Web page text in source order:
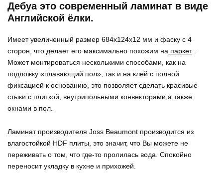
Дебуа это современный ламинат в виде
Английской ёлки.
Имеет увеличенный размер 684x124x12 мм и фаску с 4
сторон, что делает его максимально похожим на паркет.
Может монтироваться несколькими способами, как на
подложку «плавающий пол», так и на клей с полной
фиксацией к основанию, это позволяет сделать красивые
стыки с плиткой, внутрипольными конвекторами,а также
окнами в пол.
Ламинат производителя Joss Beaumont производится из
влагостойкой HDF плиты, это значит, что Вы можете не
переживать о том, что где-то пролилась вода. Спокойно
переносит укладку в кухне и прихожей.